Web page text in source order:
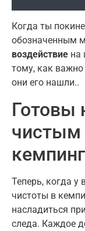
Когда ты
обозначенным
воздействие на
тому, как
они его нашли..
Готовы
чистым
Теперь, когда у
чистоты в
насладиться
следа. Каждое